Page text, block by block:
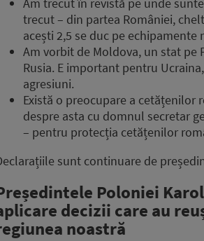
Am trecut în revistă pe unde
trecut – din partea României,
acești 2,5 se duc pe echipamente
Am vorbit de Moldova, un stat
Rusia. E important pentru
agresiuni.
Există o preocupare a cetățenilor
despre asta cu domnul secretar
– pentru protecția cetățenilor
sunt continuare de
Poloniei
decizii care au
noastră